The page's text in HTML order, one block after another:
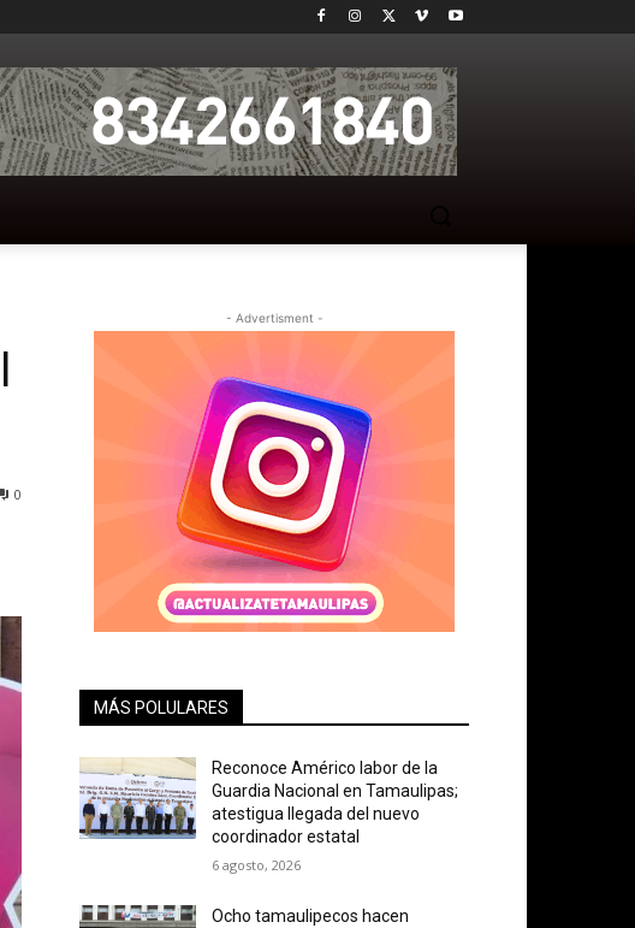
0
- Advertisment -
MÁS POLULARES
Reconoce Américo labor de la
Guardia Nacional en Tamaulipas;
atestigua llegada del nuevo
coordinador estatal
6 agosto, 2026
Ocho tamaulipecos hacen